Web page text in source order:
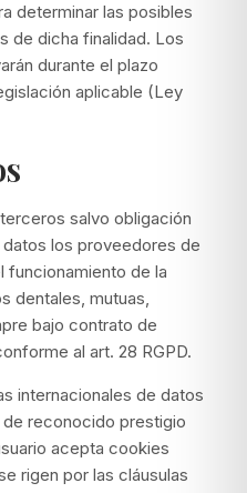
determinar las posibles
de dicha finalidad. Los
durante el plazo
aplicable (Ley
salvo obligación
los proveedores de
funcionamiento de la
dentales, mutuas,
bajo contrato de
al art. 28 RGPD.
internacionales de datos
reconocido prestigio
acepta cookies
rigen por las cláusulas